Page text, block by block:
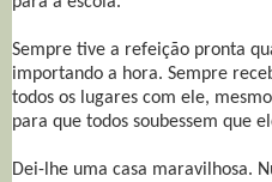
Sempre tive a refeição pronta
importando a hora. Sempre
todos os lugares com ele,
para que todos soubessem que
Dei-lhe uma casa maravilhosa.